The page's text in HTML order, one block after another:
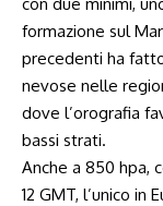
formazione sul
precedenti ha
nevose nelle
dove l’orografia
bassi strati.
Anche a 850 hpa,
12 GMT, l’unico